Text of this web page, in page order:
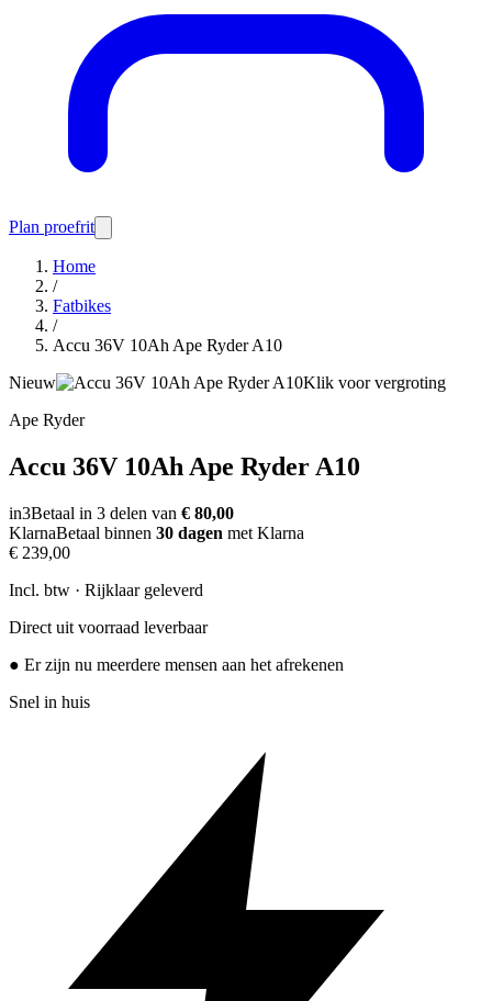
Plan proefrit
Home
/
Fatbikes
/
Accu 36V 10Ah Ape Ryder A10
Nieuw
Klik voor vergroting
Ape Ryder
Accu 36V 10Ah Ape Ryder A10
in3Betaal in 3 delen van € 80,00
KlarnaBetaal binnen 30 dagen met Klarna
€ 239,00
Incl. btw · Rijklaar geleverd
Direct uit voorraad leverbaar
● Er zijn nu meerdere mensen aan het afrekenen
Snel in huis